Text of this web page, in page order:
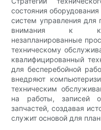
состояния
систем управления для
внимания к
незапланированные
техническому
квалифицированный
для бесперебойной
внедряют
техническим
на работы, записей
запчастей, создавая
служит основой для